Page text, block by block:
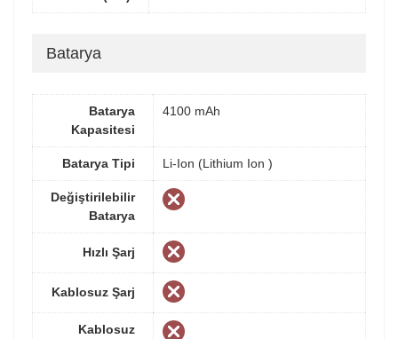
Batarya
Batarya
Kapasitesi
4100 mAh
Batarya Tipi Li-Ion (Lithium Ion )
Değiştirilebilir
Batarya
Hızlı Şarj
Kablosuz Şarj
Kablosuz